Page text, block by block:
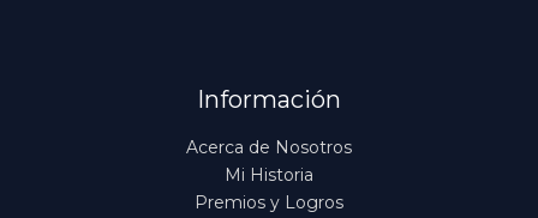
Información
Acerca de Nosotros
Mi Historia
Premios y Logros